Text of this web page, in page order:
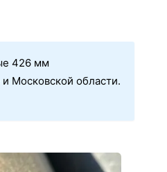
426 мм
Московской области.